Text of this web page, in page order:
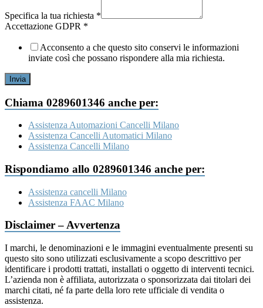
Specifica la tua richiesta *
Specifica
Accettazione GDPR *
Acconsento a che questo sito conservi le informazioni
inviate così che possano rispondere alla mia richiesta.
Invia
Chiama 0289601346 anche per:
Assistenza Automazioni Cancelli Milano
Assistenza Cancelli Automatici Milano
Assistenza Cancelli Milano
Rispondiamo allo 0289601346 anche per:
Assistenza cancelli Milano
Assistenza FAAC Milano
Disclaimer – Avvertenza
I marchi, le denominazioni e le immagini eventualmente presenti su
questo sito sono utilizzati esclusivamente a scopo descrittivo per
identificare i prodotti trattati, installati o oggetto di interventi tecnici.
L’azienda non è affiliata, autorizzata o sponsorizzata dai titolari dei
marchi citati, né fa parte della loro rete ufficiale di vendita o
assistenza.